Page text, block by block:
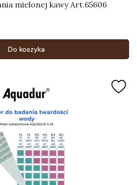
mielonej kawy Art.65606
Do koszyka